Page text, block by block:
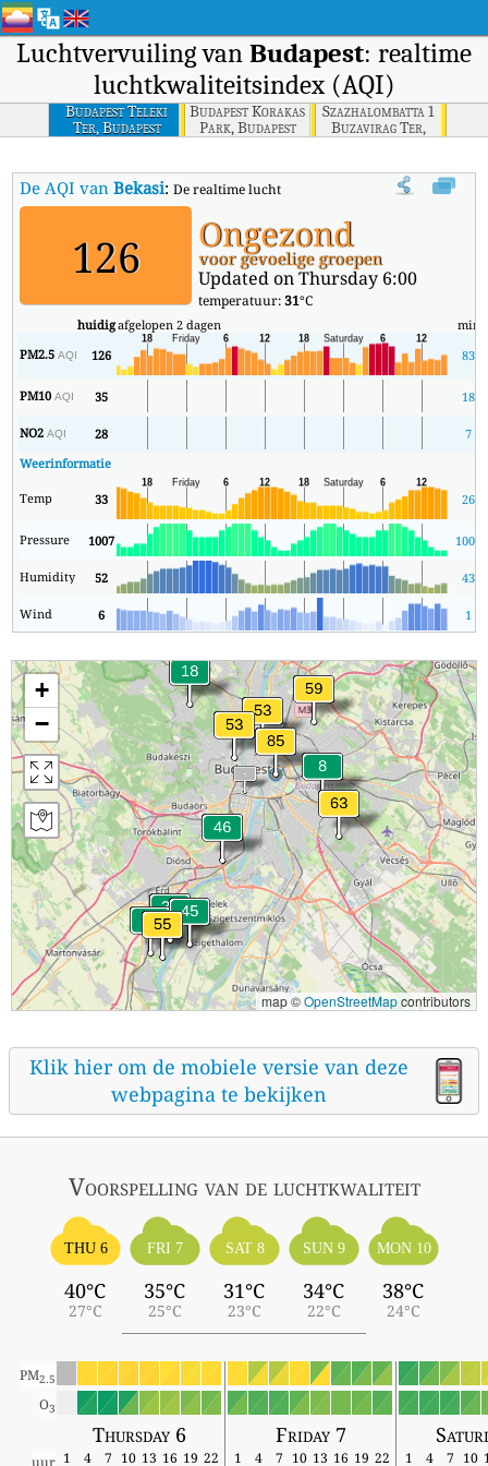
Luchtvervuiling van Budapest: realtime
luchtkwaliteitsindex (AQI)
Budapest Teleki
Ter, Budapest
Budapest Korakas
Park, Budapest
Szazhalombatta 1
Buzavirag Ter,
Szazhalombatta
De AQI vanBekasi:De realtime luchtkwaliteitsindex (AQI) van Bekasi.
126 Ongezond
voor gevoelige groepen
Updated on Thursday 6:00
temperatuur:31°C
huidigafgelopen 2 dagen min
PM2.5AQI 126 83
PM10AQI 35 18
NO2AQI 28
7
Weerinformatie
Temp 33 26
Pressure 1007 1007
Humidity 52 43
Wind 6 1
+
−
map ©OpenStreetMapcontributors
Klik hier om de mobiele versie van deze
webpagina te bekijken
Voorspelling van de luchtkwaliteit
THU 6
40°C
27°C
FRI 7
35°C
25°C
SAT 8
31°C
23°C
SUN 9
34°C
22°C
MON 10
38°C
24°C
PM2.5
O3
Thursday 6 Friday 7
uur 1 4 7 10 13 16 19 22 1 4 7 10 13 16 19 22 1 4 7 10